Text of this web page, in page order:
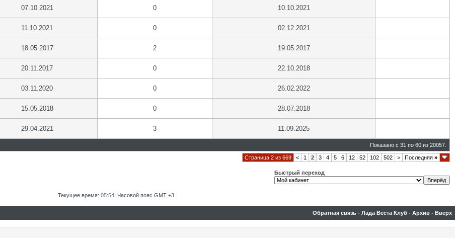
07.10.2021 0 10.10.2021
11.10.2021 0 02.12.2021
18.05.2017 2 19.05.2017
20.11.2017 0 22.10.2018
03.11.2020 0 26.02.2022
15.05.2018 0 28.07.2018
29.04.2021 3 11.09.2025
Показано с 31 по 60 из 20057.
Страница 2 из 669 < 1 2 3 4 5 6 12 52 102 502 > Последняя »
Быстрый переход
Текущее время: 05:54 . Часовой пояс GMT +3.
Обратная связь - Лада Веста Клуб - Архив - Вверх